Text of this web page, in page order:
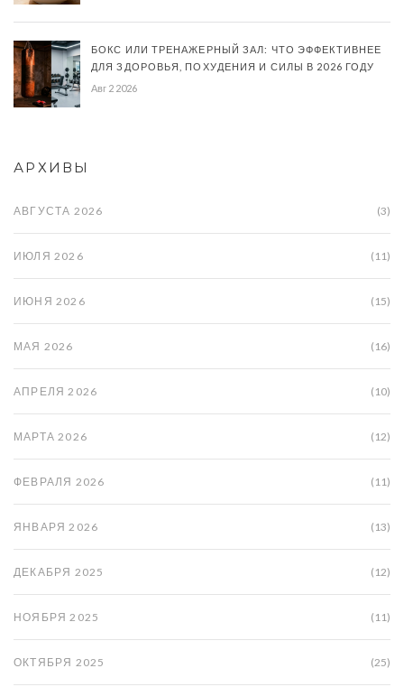
БОКС ИЛИ ТРЕНАЖЕРНЫЙ ЗАЛ: ЧТО ЭФФЕКТИВНЕЕ
ДЛЯ ЗДОРОВЬЯ, ПОХУДЕНИЯ И СИЛЫ В 2026 ГОДУ
Авг 2 2026
АРХИВЫ
АВГУСТА 2026 (3)
ИЮЛЯ 2026 (11)
ИЮНЯ 2026 (15)
МАЯ 2026 (16)
АПРЕЛЯ 2026 (10)
МАРТА 2026 (12)
ФЕВРАЛЯ 2026 (11)
ЯНВАРЯ 2026 (13)
ДЕКАБРЯ 2025 (12)
НОЯБРЯ 2025 (11)
ОКТЯБРЯ 2025 (25)